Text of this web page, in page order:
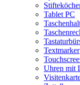
Tablet PC
Textmarker
Uhren mit